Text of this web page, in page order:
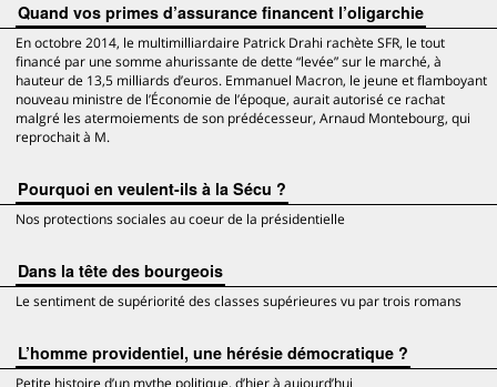
Quand vos primes d’assurance financent l’oligarchie
En octobre 2014, le multimilliardaire Patrick Drahi rachète SFR, le tout
financé par une somme ahurissante de dette “levée” sur le marché, à
hauteur de 13,5 milliards d’euros. Emmanuel Macron, le jeune et flamboyant
nouveau ministre de l’Économie de l’époque, aurait autorisé ce rachat
malgré les atermoiements de son prédécesseur, Arnaud Montebourg, qui
reprochait à M.
Pourquoi en veulent-ils à la Sécu ?
Nos protections sociales au coeur de la présidentielle
Dans la tête des bourgeois
Le sentiment de supériorité des classes supérieures vu par trois romans
L’homme providentiel, une hérésie démocratique ?
Petite histoire d’un mythe politique, d’hier à aujourd’hui